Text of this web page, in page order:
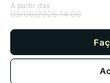
A partir das
03/06/2026 14:00